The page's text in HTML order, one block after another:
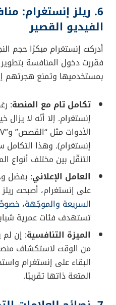
لا شك أنّ تيك توك قاد ثورة
بأسلوبه المميز. وإليك
شعبيته الكبيرة:
خوارزمية ذكية:
تتميز خوارزمية تيك توك
التي تتماشى مع
أطول وقت ممكن في
مجتمع إبداعي:
دعمت تيك توك صناع
الموهوبين، وساعدتهم في
الفيديوهات. ما جعل
في الوصول إلى شريحة
مبتدئين.
تنوّع المحتوى
لم تعد تيك توك مجرد
اتسعت لتشمل مجالات
والتكنولوجيا، والتعليم،
هذا التنوع جذَب فئات